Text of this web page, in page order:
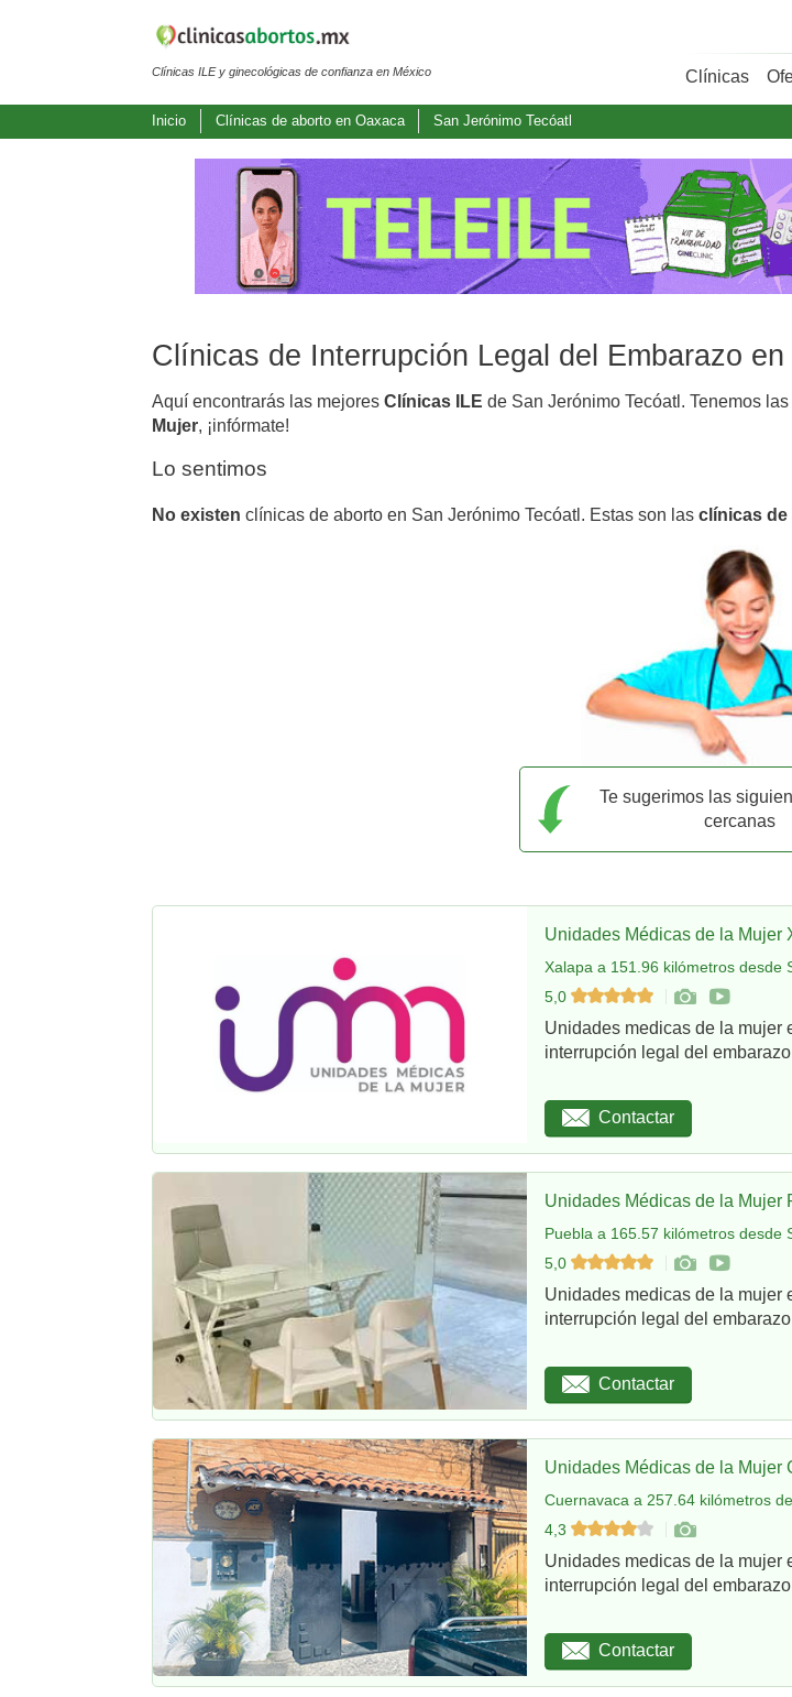
Clínicas ILE y ginecológicas de confianza en México Clínicas
Inicio Clínicas de aborto en Oaxaca San Jerónimo Tecóatl
Clínicas de Interrupción Legal del Embarazo
Aquí encontrarás las mejores Clínicas ILE de San Jerónimo Tecóatl. Tenemos
Mujer, ¡infórmate!
Lo sentimos
No existen clínicas de aborto en San Jerónimo Tecóatl. Estas son las clínicas de
Te sugerimos las
cercanas
Unidades Médicas de la Mujer
Xalapa a 151.96 kilómetros desde
5,0
Unidades medicas de la mujer
interrupción legal del
Contactar
Unidades Médicas de la Mujer
Puebla a 165.57 kilómetros desde
5,0
Unidades medicas de la mujer
interrupción legal del
Contactar
Unidades Médicas de la Mujer
Cuernavaca a 257.64 kilómetros
4,3
Unidades medicas de la mujer
interrupción legal del
Contactar